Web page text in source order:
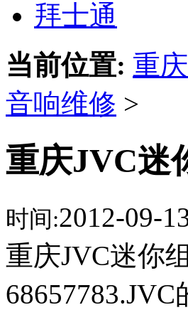
拜士通
当前位置: 重
音响维修 >
重庆JVC迷
时间:2012-09-
重庆JVC迷你